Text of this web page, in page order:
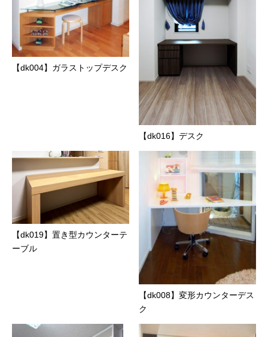
【dk004】ガラストップデスク
【dk016】デスク
【dk019】置き型カウンターテ
ーブル
【dk008】変形カウンターデス
ク